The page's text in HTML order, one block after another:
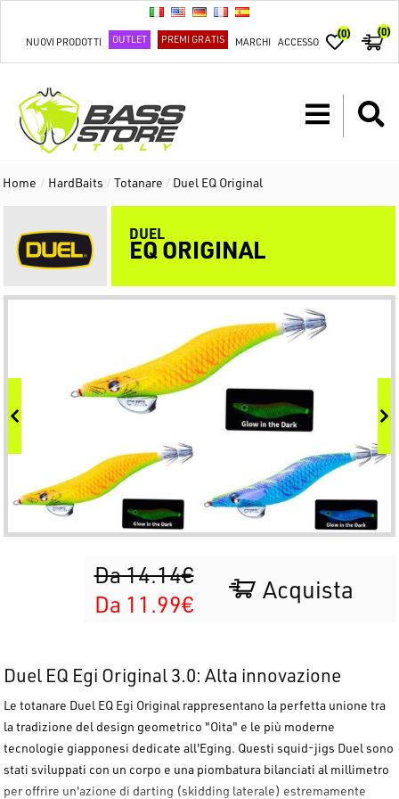
NUOVI PRODOTTI OUTLET PREMI GRATIS MARCHI ACCESSO
(0) (0)
Home / HardBaits / Totanare / Duel EQ Original
DUEL
EQ ORIGINAL
Da 14.14€
Da 11.99€
Acquista
Duel EQ Egi Original 3.0: Alta innovazione
Le totanare Duel EQ Egi Original rappresentano la perfetta unione tra
la tradizione del design geometrico "Oita" e le più moderne
tecnologie giapponesi dedicate all'Eging. Questi squid-jigs Duel sono
stati sviluppati con un corpo e una piombatura bilanciati al millimetro
per offrire un'azione di darting (skidding laterale) estremamente